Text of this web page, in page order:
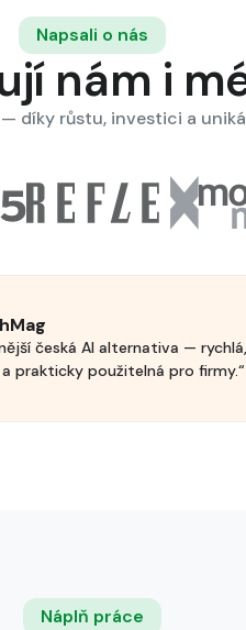
Napsali o nás
nám i
díky růstu, investici a
česká AI alternativa — rychlá,
prakticky použitelná pro firmy.“
Náplň práce